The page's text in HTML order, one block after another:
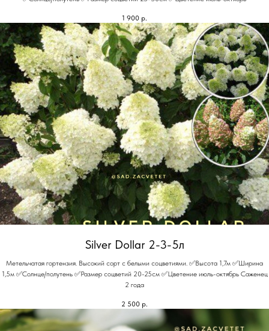
1 900 р.
Silver Dollar 2-3-5л
Метельчатая гортензия. Высокий сорт с белыми соцветиями. ✅Высота 1,7м ✅Ширина
1,5м ✅Солнце/полутень ✅Размер соцветий 20-25см ✅Цветение июль-октябрь Саженец
2 года
2 500 р.